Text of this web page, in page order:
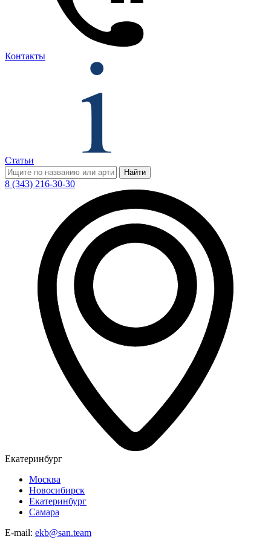
Контакты
Статьи
Найти
8 (343) 216-30-30
Екатеринбург
Москва
Новосибирск
Екатеринбург
Самара
E-mail: ekb@san.team